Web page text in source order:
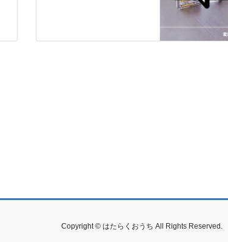
Copyright © はたらくおうち All Rights Reserved.